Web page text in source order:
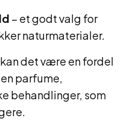
– et godt valg for
naturmaterialer.
det være en fordel
parfume,
behandlinger, som